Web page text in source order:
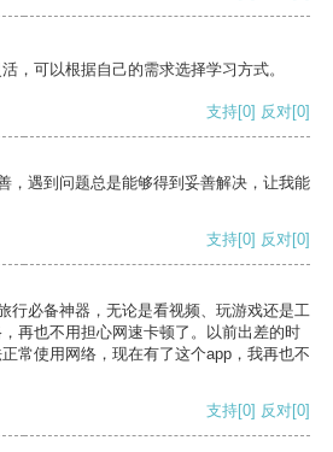
，可以根据自己的需求选择学习方式。
支持[0] 反对[0]
，遇到问题总是能够得到妥善解决，让我能
支持[0] 反对[0]
行必备神器，无论是看视频、玩游戏还是工
再也不用担心网速卡顿了。以前出差的时
常使用网络，现在有了这个app，我再也不
支持[0] 反对[0]